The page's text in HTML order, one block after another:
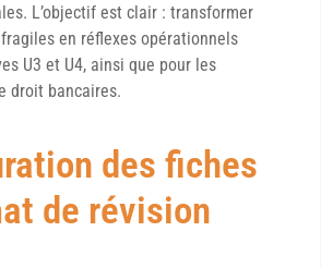
L’objectif est clair : transformer
en réflexes opérationnels
U3 et U4, ainsi que pour les
droit bancaires.
des fiches
de révision